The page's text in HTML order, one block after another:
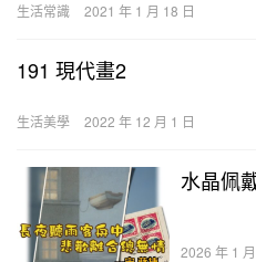
生活常識 2021 年 1 月 18 日
191 現代畫2
生活美學 2022 年 12 月 1 日
水晶佩
2026 年 1